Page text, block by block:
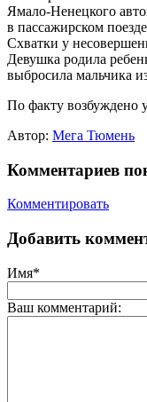
Ямало-Ненецкого
в пассажирском
Схватки у
Девушка родила
выбросила мальчика
По факту возбуждено
Автор: Мега Тюмень
Комментариев
Комментировать
Добавить
Имя*
Ваш комментарий: